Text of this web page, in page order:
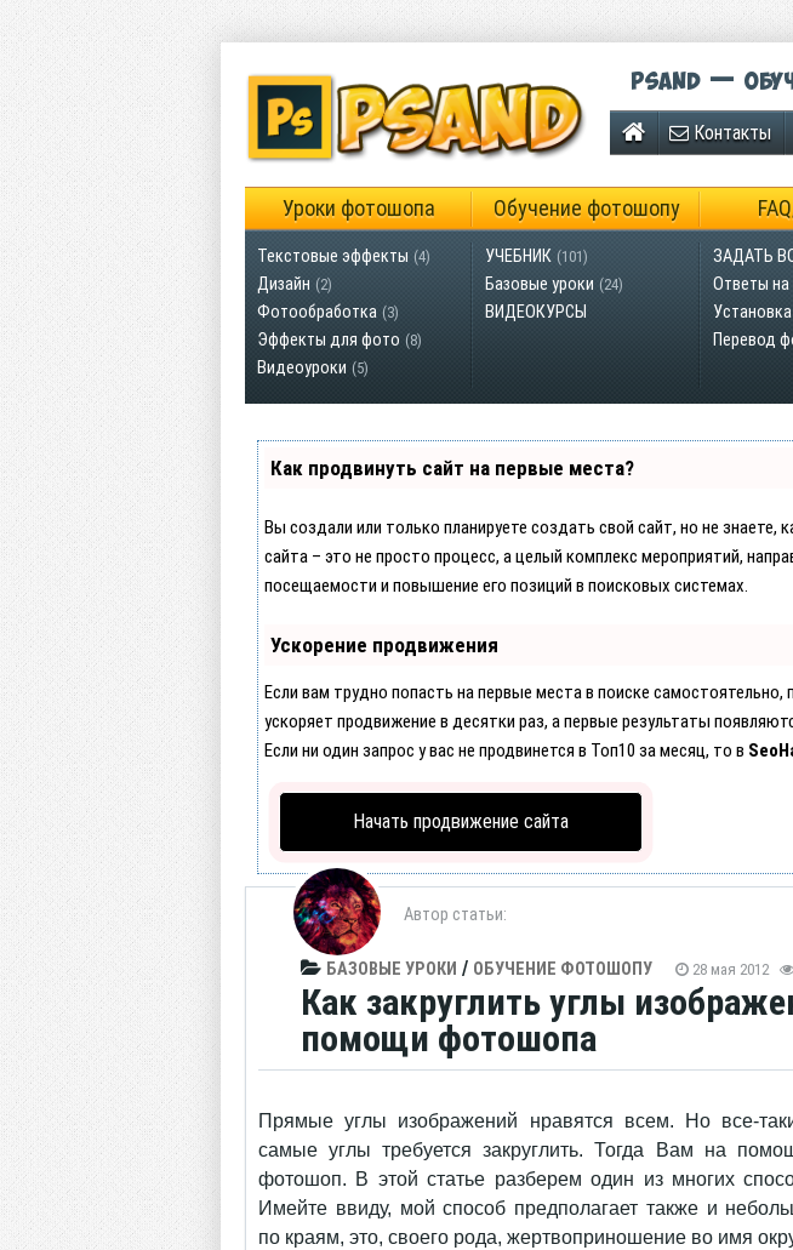
Psand —
Контакты
Уроки фотошопа Обучение фотошопу
Текстовые эффекты (4)
Дизайн (2)
Фотообработка (3)
Эффекты для фото (8)
Видеоуроки (5)
УЧЕБНИК (101)
Базовые уроки (24)
ВИДЕОКУРСЫ
ЗАДАТЬ
Ответы
Перевод
Как продвинуть сайт на первые места?
Вы создали или только планируете создать свой сайт, но не знаете,
сайта – это не просто процесс, а целый комплекс мероприятий,
посещаемости и повышение его позиций в поисковых системах.
Ускорение продвижения
Если вам трудно попасть на первые места в поиске самостоятельно,
ускоряет продвижение в десятки раз, а первые результаты
Если ни один запрос у вас не продвинется в Топ10 за месяц, то в
Начать продвижение сайта
Автор статьи:
БАЗОВЫЕ УРОКИ / ОБУЧЕНИЕ ФОТОШОПУ 28 мая 2012
Как закруглить углы
помощи фотошопа
Прямые углы изображений нравятся всем. Но все-
самые углы требуется закруглить. Тогда Вам на
фотошоп. В этой статье разберем один из многих
Имейте ввиду, мой способ предполагает также и
по краям, это, своего рода, жертвоприношение во имя